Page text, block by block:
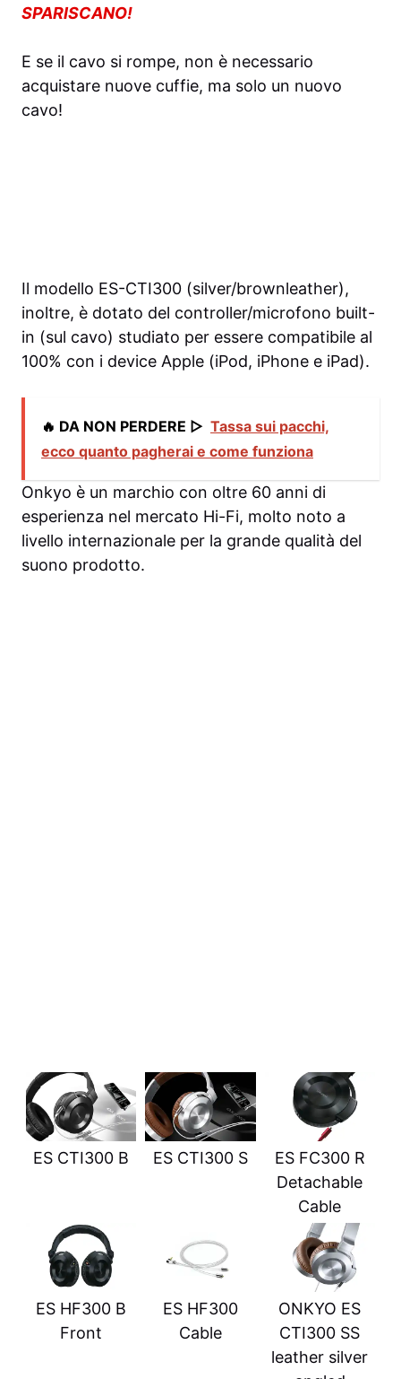
SPARISCANO!
E se il cavo si rompe, non è necessario
acquistare nuove cuffie, ma solo un nuovo
cavo!
Il modello ES-CTI300 (silver/brownleather),
inoltre, è dotato del controller/microfono built-
in (sul cavo) studiato per essere compatibile al
100% con i device Apple (iPod, iPhone e iPad).
🔥 DA NON PERDERE ▷ Tassa sui pacchi,
ecco quanto pagherai e come funziona
Onkyo è un marchio con oltre 60 anni di
esperienza nel mercato Hi-Fi, molto noto a
livello internazionale per la grande qualità del
suono prodotto.
ES CTI300 B ES CTI300 S
ES FC300 R
Detachable
Cable
ES HF300 B
Front
ES HF300
Cable
ONKYO ES
CTI300 SS
leather silver